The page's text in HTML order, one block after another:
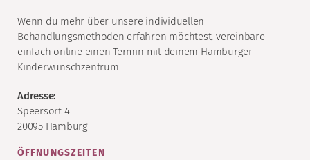
Wenn du mehr über unsere individuellen
Behandlungsmethoden erfahren möchtest, vereinbare
einfach online einen Termin mit deinem Hamburger
Kinderwunschzentrum.
Adresse:
Speersort 4
20095 Hamburg
ÖFFNUNGSZEITEN